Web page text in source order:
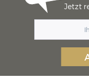
Jetzt